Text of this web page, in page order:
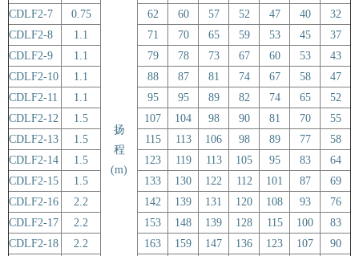
扬
程
(m)
CDLF2-7
0.75 62 60 57 52 47 40
32
CDLF2-8
1.1 71 70 65 59 53 45
37
CDLF2-9
1.1 79 78 73 67 60 53
43
CDLF2-10
1.1 88 87 81 74 67 58
47
CDLF2-11
1.1 95 95 89 82 74 65
52
CDLF2-12
1.5 107 104 98 90 81 70
55
CDLF2-13
1.5 115 113 106 98 89 77
58
CDLF2-14
1.5 123 119 113 105 95 83
64
CDLF2-15
1.5 133 130 122 112 101 87
69
CDLF2-16
2.2 142 139 131 120 108 93
76
CDLF2-17
2.2 153 148 139 128 115 100
83
CDLF2-18
2.2 163 159 147 136 123 107 90